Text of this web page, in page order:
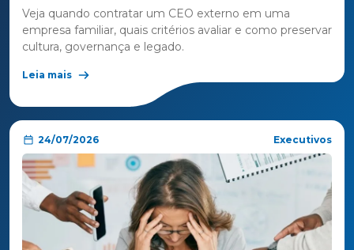
Veja quando contratar um CEO externo em uma
empresa familiar, quais critérios avaliar e como preservar
cultura, governança e legado.
Leia mais
24/07/2026 Executivos